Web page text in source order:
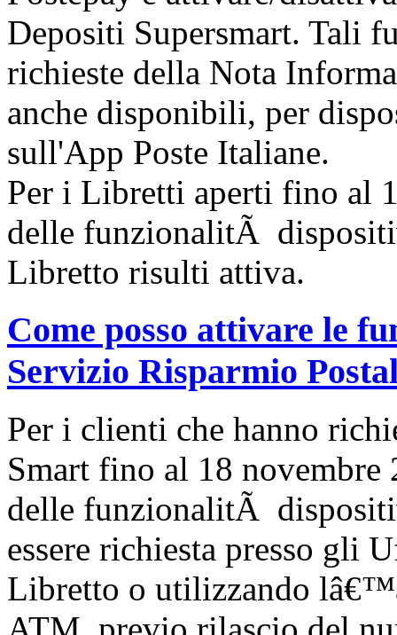
Depositi Supersmart. Tali
richieste della Nota
anche disponibili, per
sull'App Poste Italiane.
Per i Libretti aperti fino al
delle funzionalitÃ
Libretto risulti attiva.
Come posso attivare le
Servizio Risparmio
Per i clienti che hanno
Smart fino al 18
delle funzionalitÃ
essere richiesta presso gli
Libretto o utilizzando